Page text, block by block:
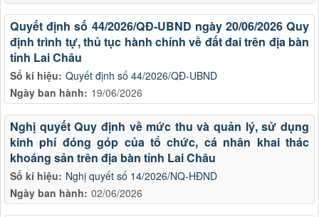
Số kí hiệu: Quyết định số 44/2026/QĐ-UBND
Ngày ban hành: 19/06/2026
Quyết định số 44/2026/QĐ-UBND ngày 20/06/2026 Quy
định trình tự, thủ tục hành chính về đất đai trên địa bàn
tỉnh Lai Châu
Số kí hiệu: Nghị quyết số 14/2026/NQ-HĐND
Ngày ban hành: 02/06/2026
Nghị quyết Quy định về mức thu và quản lý, sử dụng
kinh phí đóng góp của tổ chức, cá nhân khai thác
khoáng sản trên địa bàn tỉnh Lai Châu